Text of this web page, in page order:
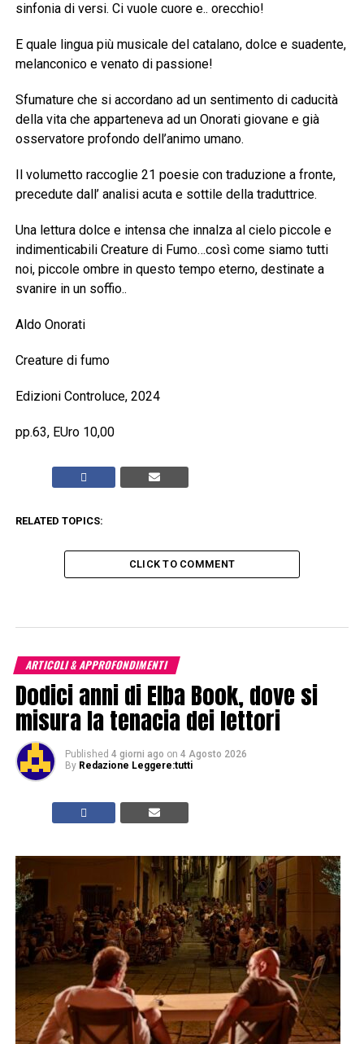
sinfonia di versi. Ci vuole cuore e.. orecchio!
E quale lingua più musicale del catalano, dolce e suadente,
melanconico e venato di passione!
Sfumature che si accordano ad un sentimento di caducità
della vita che apparteneva ad un Onorati giovane e già
osservatore profondo dell’animo umano.
Il volumetto raccoglie 21 poesie con traduzione a fronte,
precedute dall’ analisi acuta e sottile della traduttrice.
Una lettura dolce e intensa che innalza al cielo piccole e
indimenticabili Creature di Fumo…così come siamo tutti
noi, piccole ombre in questo tempo eterno, destinate a
svanire in un soffio..
Aldo Onorati
Creature di fumo
Edizioni Controluce, 2024
pp.63, EUro 10,00
RELATED TOPICS:
CLICK TO COMMENT
ARTICOLI & APPROFONDIMENTI
Dodici anni di Elba Book, dove si
misura la tenacia dei lettori
Published 4 giorni ago on 4 Agosto 2026
By Redazione Leggere:tutti